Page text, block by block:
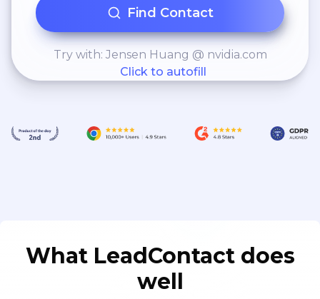
Find Contact
Try with: Jensen Huang @ nvidia.com
Click to autofill
What LeadContact does
well